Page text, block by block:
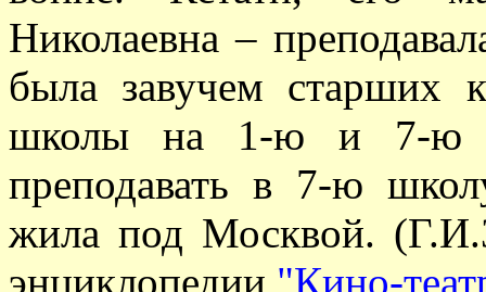
Николаевна –
была завучем старших
школы на 1-ю и 7-ю
преподавать в 7-ю
жила под Москвой.
энциклопедии "Кино-